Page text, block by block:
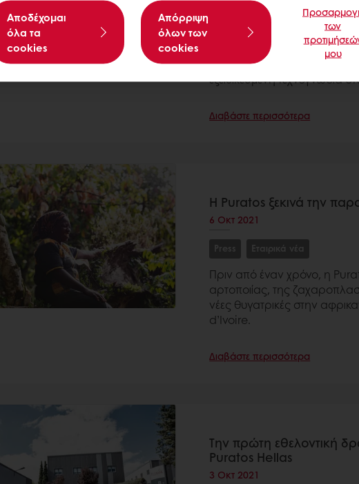
Εταιρικά νέα Δεσμεύσεις
Ο Όμιλος Puratos
προσφέροντας ευκαιρίες
νέων ανθρώπων σε
εξειδικευμένη τεχνογνωσία
Διαβάστε περισσότερα
Η Puratos ξεκινά την
6 Οκτ 2021
Press Εταιρικά νέα
Πριν από έναν χρόνο, η
αρτοποιίας, της
νέες θυγατρικές στην
d’Ivoire.
Διαβάστε περισσότερα
Την πρώτη εθελοντική
Puratos Hellas
3 Οκτ 2021
Αποδέχομαι
όλα τα
cookies
Aπόρριψη
όλων των
cookies
των
μου